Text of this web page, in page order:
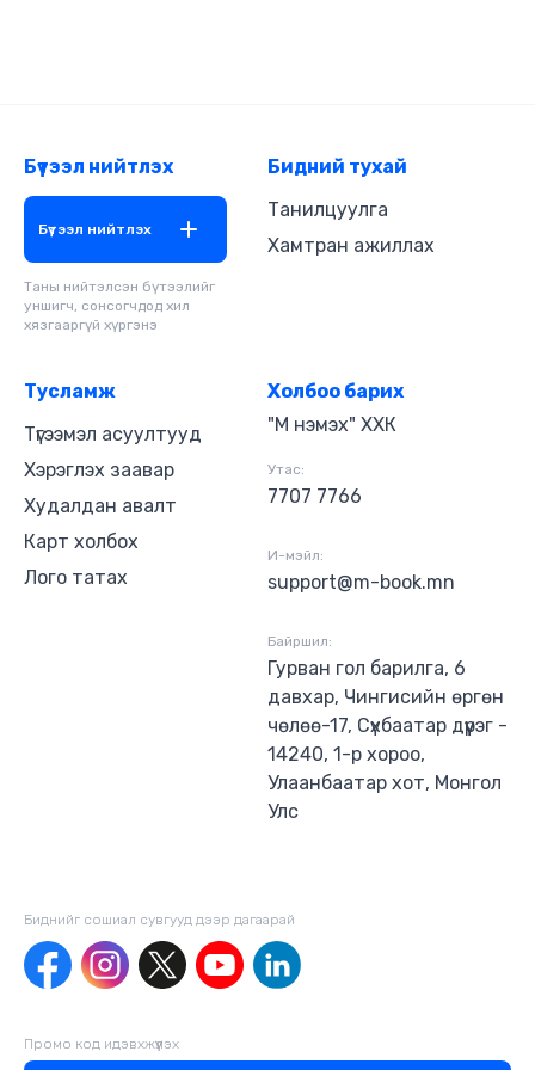
Бүтээл нийтлэх
Бүтээл нийтлэх
Таны нийтэлсэн бүтээлийг
уншигч, сонсогчдод хил
хязгааргүй хүргэнэ
Бидний тухай
Танилцуулга
Хамтран ажиллах
Тусламж
Түгээмэл асуултууд
Хэрэглэх заавар
Худалдан авалт
Карт холбох
Лого татах
Холбоо барих
"М нэмэх" ХХК
Утас:
7707 7766
И-мэйл:
support@m-book.mn
Байршил:
Гурван гол барилга, 6
давхар, Чингисийн өргөн
чөлөө-17, Сүхбаатар дүүрэг -
14240, 1-р хороо,
Улаанбаатар хот, Монгол
Улс
Биднийг сошиал сувгууд дээр дагаaрай
Промо код идэвхжүүлэх